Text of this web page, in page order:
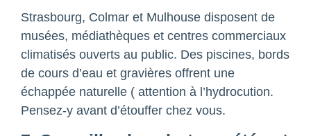
Strasbourg, Colmar et Mulhouse disposent de
musées, médiathèques et centres commerciaux
climatisés ouverts au public. Des piscines, bords
de cours d’eau et gravières offrent une
échappée naturelle ( attention à l’hydrocution.
Pensez-y avant d’étouffer chez vous.